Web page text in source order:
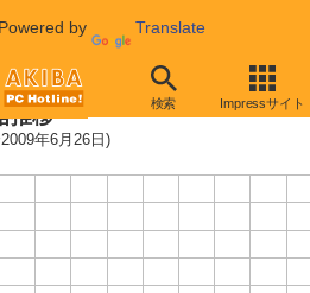
by Translate
検索 Impressサイト
5
推移
年6月26日)